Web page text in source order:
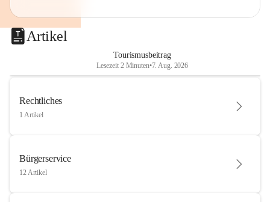
Artikel
Tourismusbeitrag
Lesezeit 2 Minuten•7. Aug. 2026
Rechtliches
1 Artikel
Bürgerservice
12 Artikel